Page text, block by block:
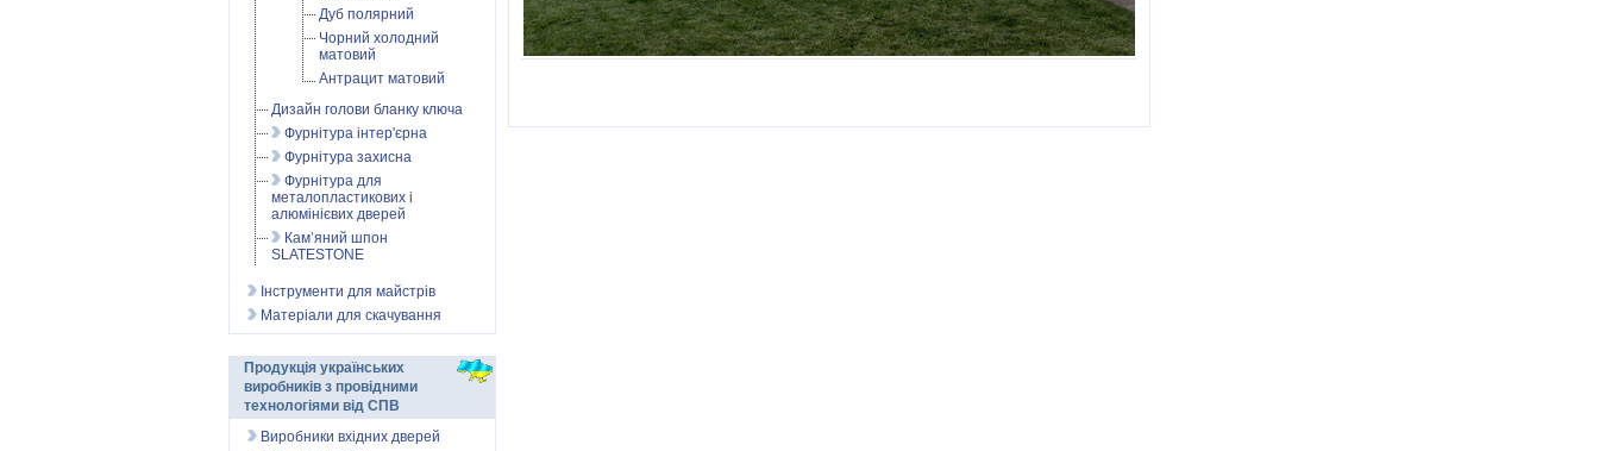
Дуб полярний
Чорний холодний
матовий
Антрацит матовий
Дизайн голови бланку ключа
Фурнітура інтер'єрна
Фурнітура захисна
Фурнітура для
металопластикових і
алюмінієвих дверей
Кам’яний шпон
SLATESTONE
Інструменти для майстрів
Матеріали для скачування
Продукція українських
виробників з провідними
технологіями від СПВ
Виробники вхідних дверей